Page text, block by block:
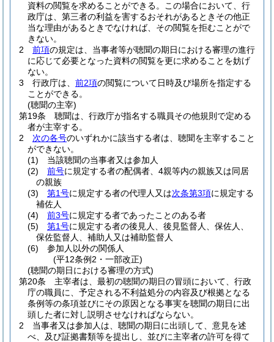
資料の閲覧を求めることができる。
この場合において、行
政庁は、第三者の利益を害するおそれがあるときその他正
当な理由があるときでなければ、その閲覧を拒むことがで
きない。
2
前項の規定は、当事者等が聴聞の期日における審理の進行
に応じて必要となった資料の閲覧を更に求めることを妨げ
ない。
3
行政庁は、 前2項の閲覧について日時及び場所を指定する
ことができる。
(聴聞の主宰)
第19条
聴聞は、行政庁が指名する職員その他規則で定める
者が主宰する。
2
次の各号のいずれかに該当する者は、聴聞を主宰すること
ができない。
(1)
当該聴聞の当事者又は参加人
(2)
前号に規定する者の配偶者、4親等内の親族又は同居
の親族
(3)
第1号に規定する者の代理人又は次条第3項に規定する
補佐人
(4)
前3号に規定する者であったことのある者
(5)
第1号に規定する者の後見人、後見監督人、保佐人、
保佐監督人、補助人又は補助監督人
(6)
参加人以外の関係人
(平12条例2・一部改正)
(聴聞の期日における審理の方式)
第20条
主宰者は、最初の聴聞の期日の冒頭において、行政
庁の職員に、予定される不利益処分の内容及び根拠となる
条例等の条項並びにその原因となる事実を聴聞の期日に出
頭した者に対し説明させなければならない。
2
当事者又は参加人は、聴聞の期日に出頭して、意見を述
べ、及び証拠書類等を提出し、並びに主宰者の許可を得て